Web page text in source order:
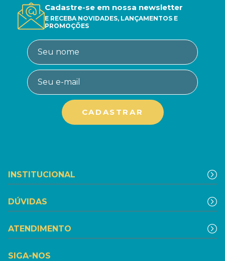
Cadastre-se em nossa newsletter
E RECEBA NOVIDADES, LANÇAMENTOS E
PROMOÇÕES
INSTITUCIONAL
DÚVIDAS
ATENDIMENTO
SIGA-NOS